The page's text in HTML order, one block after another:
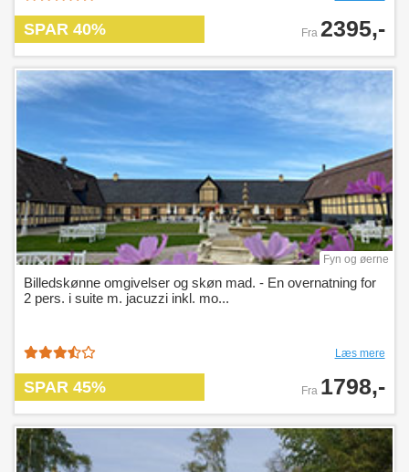
SPAR 40% Fra 2395,-
Fyn og øerne
Billedskønne omgivelser og skøn mad. - En overnatning for
2 pers. i suite m. jacuzzi inkl. mo...
Læs mere
SPAR 45% Fra 1798,-